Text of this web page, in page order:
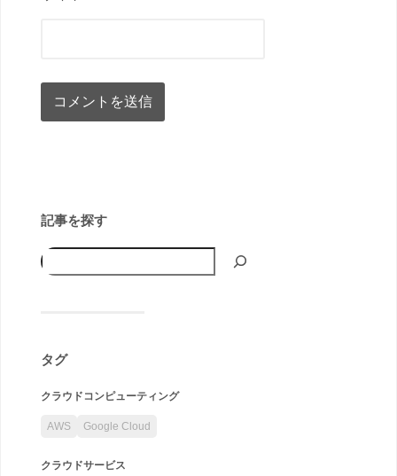
記事を探す
タグ
クラウドコンピューティング
AWS Google Cloud
クラウドサービス